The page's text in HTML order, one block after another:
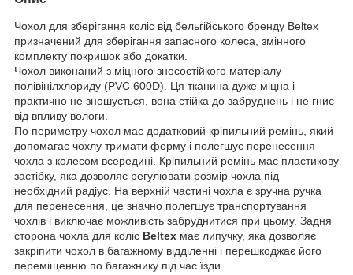
Чохол для зберігання коліс від бельгійського бренду Beltex
призначений для зберігання запасного колеса, змінного
комплекту покришок або докатки.
Чохол виконаний з міцного зносостійкого матеріалу –
полівінілхлориду (PVC 600D). Ця тканина дуже міцна і
практично не зношується, вона стійка до забруднень і не гниє
від впливу вологи.
По периметру чохол має додатковий кріпильний ремінь, який
допомагає чохлу тримати форму і полегшує перенесення
чохла з колесом всередині. Кріпильний ремінь має пластикову
застібку, яка дозволяє регулювати розмір чохла під
необхідний радіус. На верхній частині чохла є зручна ручка
для перенесення, це значно полегшує транспортування
чохлів і виключає можливість забруднитися при цьому. Задня
сторона чохла для коліс Beltex має липучку, яка дозволяє
закріпити чохол в багажному відділенні і перешкоджає його
переміщенню по багажнику під час їзди.